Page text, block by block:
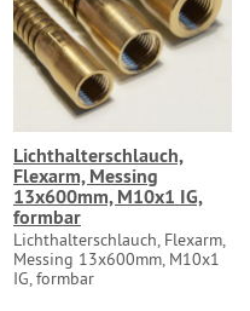
Lichthalterschlauch,
Flexarm, Messing
13x600mm, M10x1 IG,
formbar
Lichthalterschlauch, Flexarm,
Messing 13x600mm, M10x1
IG, formbar